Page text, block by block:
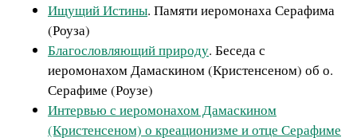
Ищущий Истины. Памяти иеромонаха Серафима
(Роуза)
Благословляющий природу. Беседа с
иеромонахом Дамаскином (Кристенсеном) об о.
Серафиме (Роузе)
Интервью с иеромонахом Дамаскином
(Кристенсеном) о креационизме и отце Серафиме